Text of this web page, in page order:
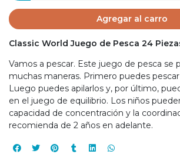
Agregar al carro
Classic World Juego de Pesca 24
Vamos a pescar. Este juego de pesca se
muchas maneras. Primero puedes
Luego puedes apilarlos y, por último,
en el juego de equilibrio. Los niños
capacidad de concentración y la
recomienda de 2 años en adelante.